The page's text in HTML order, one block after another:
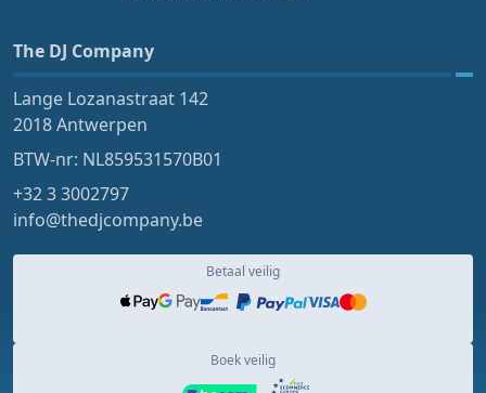
The DJ Company
Lange Lozanastraat 142
2018 Antwerpen
BTW-nr: NL859531570B01
+32 3 3002797
info@thedjcompany.be
Betaal veilig
Boek veilig